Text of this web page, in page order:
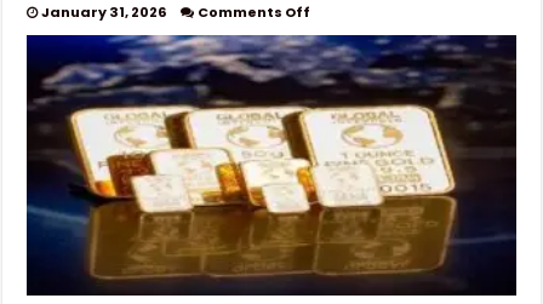
January 31, 2026 Comments Off
सर्राफा
बाजार
में
भारी
हलचल:
चांदी
एक
दिन
में
1
लाख
ज्यादा
टूटी,